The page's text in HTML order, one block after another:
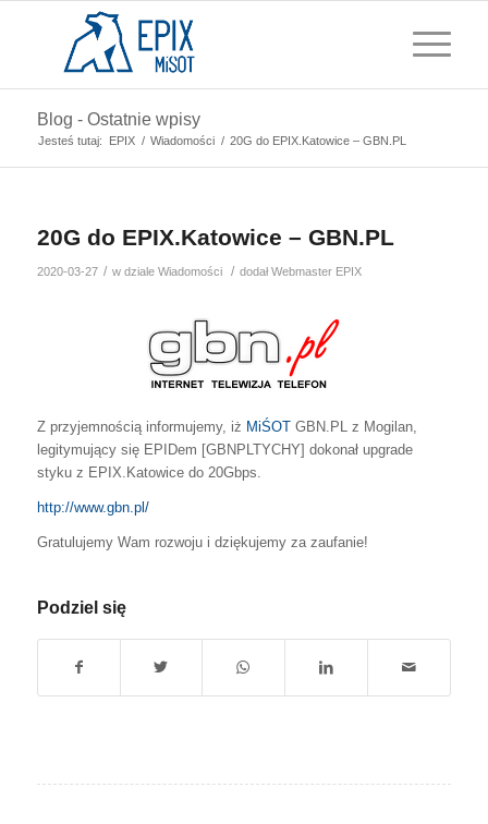
Blog - Ostatnie wpisy
Jesteś tutaj: EPIX / Wiadomości / 20G do EPIX.Katowice – GBN.PL
20G do EPIX.Katowice – GBN.PL
2020-03-27 / w dziale Wiadomości / dodałWebmaster EPIX
Z przyjemnością informujemy, iż MiŚOTGBN.PL z Mogilan,
legitymujący się EPIDem [GBNPLTYCHY] dokonał upgrade
styku z EPIX.Katowice do 20Gbps.
http://www.gbn.pl/
Gratulujemy Wam rozwoju i dziękujemy za zaufanie!
Podziel się